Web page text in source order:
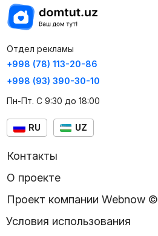
Отдел рекламы
+998 (78) 113-20-86
+998 (93) 390-30-10
Пн-Пт. С 9:30 до 18:00
RU UZ
Контакты
О проекте
Проект компании Webnow ©
Условия использования